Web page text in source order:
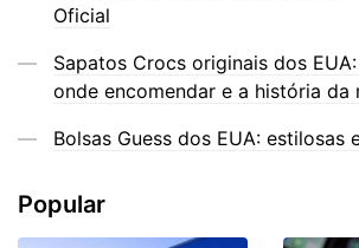
Oficial
Sapatos Crocs originais dos
onde encomendar e a história da
Bolsas Guess dos EUA: estilosas
Popular